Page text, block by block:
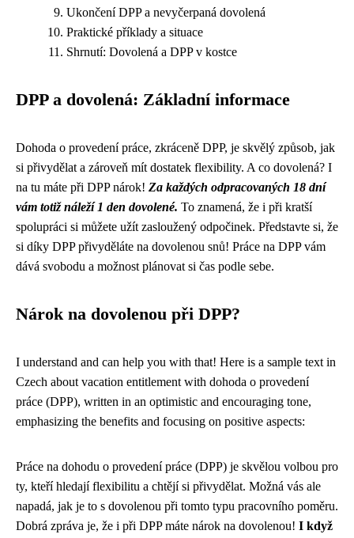
Ukončení DPP a nevyčerpaná dovolená
Praktické příklady a situace
Shrnutí: Dovolená a DPP v kostce
DPP a dovolená: Základní informace
Dohoda o provedení práce, zkráceně DPP, je skvělý způsob, jak
si přivydělat a zároveň mít dostatek flexibility. A co dovolená? I
na tu máte při DPP nárok! Za každých odpracovaných 18 dní
vám totiž náleží 1 den dovolené. To znamená, že i při kratší
spolupráci si můžete užít zasloužený odpočinek. Představte si, že
si díky DPP přivyděláte na dovolenou snů! Práce na DPP vám
dává svobodu a možnost plánovat si čas podle sebe.
Nárok na dovolenou při DPP?
I understand and can help you with that! Here is a sample text in
Czech about vacation entitlement with dohoda o provedení
práce (DPP), written in an optimistic and encouraging tone,
emphasizing the benefits and focusing on positive aspects:
Práce na dohodu o provedení práce (DPP) je skvělou volbou pro
ty, kteří hledají flexibilitu a chtějí si přivydělat. Možná vás ale
napadá, jak je to s dovolenou při tomto typu pracovního poměru.
Dobrá zpráva je, že i při DPP máte nárok na dovolenou! I když